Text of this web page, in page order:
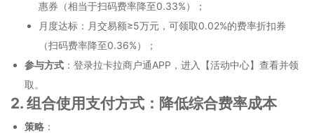
惠券（相当于扫码费率降至0.33%）；
月度达标：月交易额≥5万元，可领取0.02%的费率折扣券
（扫码费率降至0.36%）；
参与方式 ：登录拉卡拉商户通APP，进入【活动中心】查看并领
取。
2. 组合使用支付方式：降低综合费率成本
策略 ：